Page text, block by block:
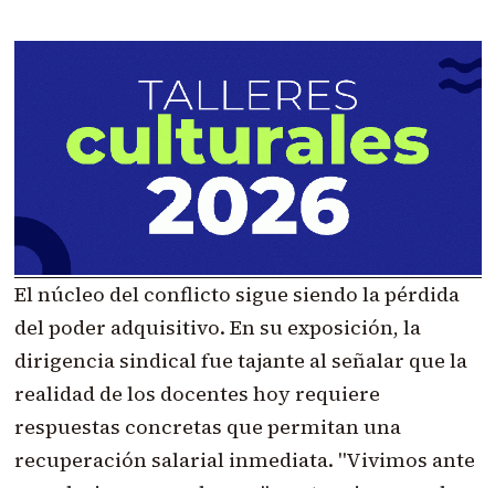
El núcleo del conflicto sigue siendo la pérdida
del poder adquisitivo. En su exposición, la
dirigencia sindical fue tajante al señalar que la
realidad de los docentes hoy requiere
respuestas concretas que permitan una
recuperación salarial inmediata. "Vivimos ante